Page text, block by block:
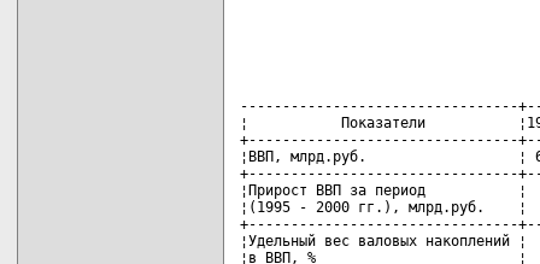
---------------------------------
¦           Показатели
+--------------------------------
¦ВВП, млрд.руб.                  ¦
+--------------------------------
¦Прирост ВВП за период
¦(1995 - 2000 гг.), млрд.руб.
+--------------------------------
¦Удельный вес валовых
¦в ВВП, %                        ¦